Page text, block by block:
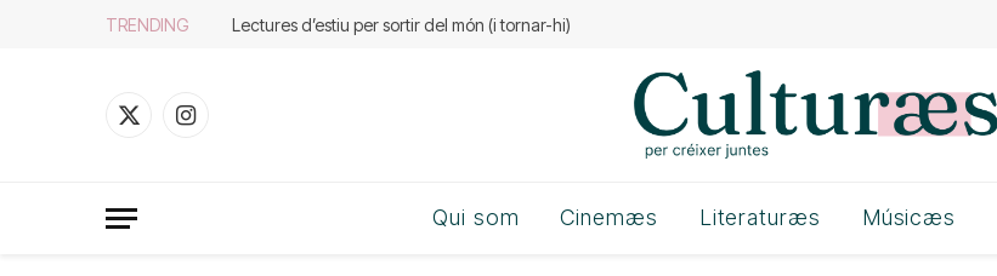
TRENDING Lectures d’estiu per sortir del món (i tornar-hi)
X
Instagram
Qui som Cinemæs Literaturæs Músicæs